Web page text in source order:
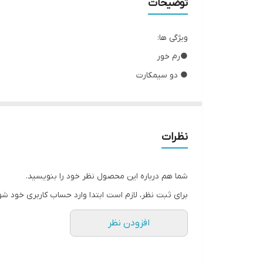
توضیحات
ویژگی ها:
●رم خور
● دو سیمکارت
● رجیسترشده به صورت چنج سریال
● های کپی
نظرات
شما هم درباره این محصول نظر خود را بنویسید.
برای ثبت نظر، لازم است ابتدا وارد حساب کاربری خود
افزودن نظر